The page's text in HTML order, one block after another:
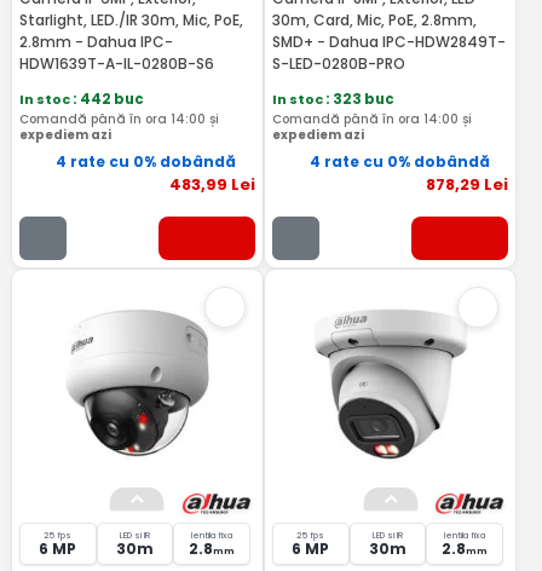
Starlight, LED./IR 30m, Mic, PoE,
2.8mm - Dahua IPC-
HDW1639T-A-IL-0280B-S6
In stoc: 442 buc
Comandă până în ora 14:00 și
expediem azi
4 rate cu 0% dobândă
483,99 Lei
30m, Card, Mic, PoE, 2.8mm,
SMD+ - Dahua IPC-HDW2849T-
S-LED-0280B-PRO
In stoc: 323 buc
Comandă până în ora 14:00 și
expediem azi
4 rate cu 0% dobândă
878,29 Lei
25 fps
6 MP
LED si IR
30m
lentila fixa
2.8mm
25 fps
6 MP
LED si IR
30m
lentila fixa
2.8mm